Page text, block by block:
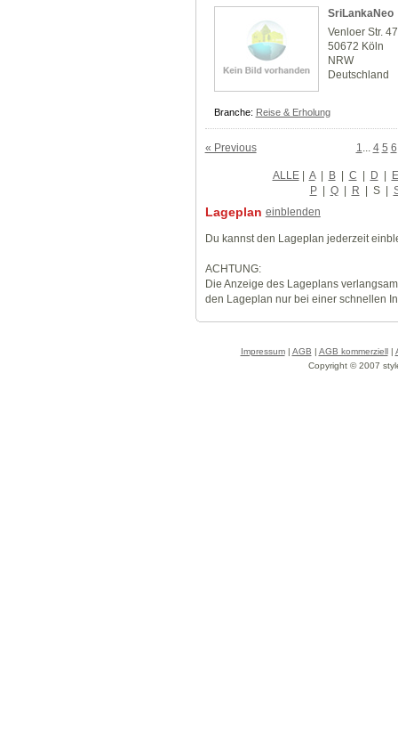
SriLankaNeo
Venloer Str.
50672 Köln
NRW
Deutschland
Branche: Reise & Erholung
« Previous 1 4 5 6
ALLE| A | B | C | D | E
P | Q | R | S|
Lageplan einblenden
Du kannst den Lageplan jederzeit
ACHTUNG:
Die Anzeige des Lageplans
den Lageplan nur bei einer schnellen
Impressum| AGB | AGB kommerziell|
Copyright © 2007